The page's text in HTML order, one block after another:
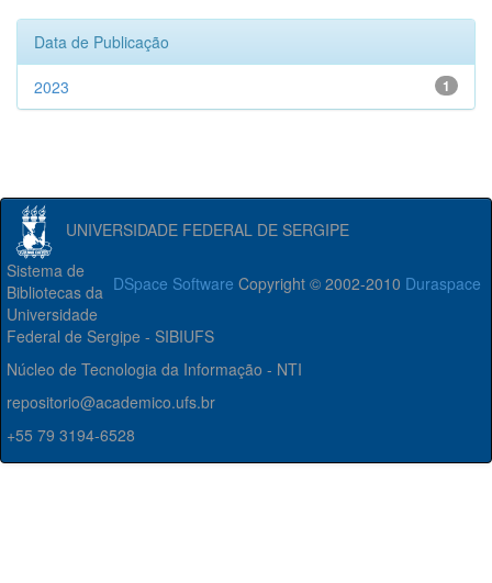
Data de Publicação
1
2023
UNIVERSIDADE FEDERAL DE SERGIPE
DSpace Software Copyright © 2002-2010 Duraspace
Sistema de
Bibliotecas da
Universidade
Federal de Sergipe - SIBIUFS
Núcleo de Tecnologia da Informação - NTI
repositorio@academico.ufs.br
+55 79 3194-6528